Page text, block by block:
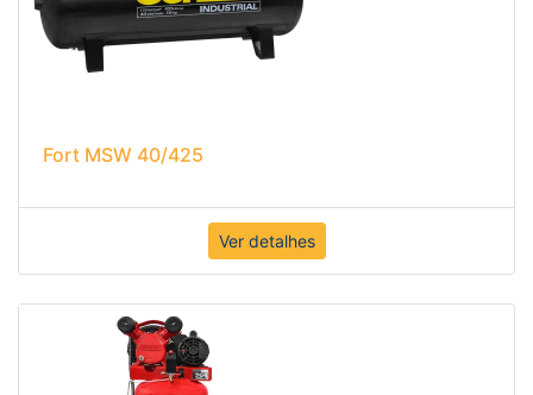
Fort MSW 40/425
Ver detalhes